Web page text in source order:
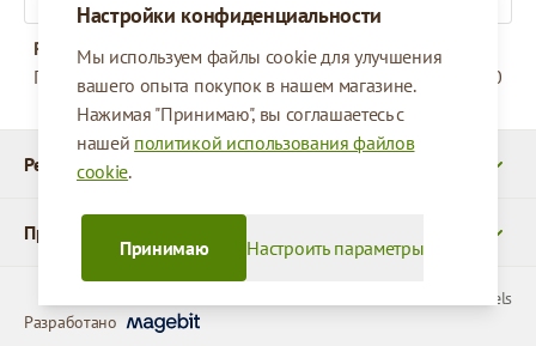
Настройки конфиденциальности
Мы используем файлы cookie для улучшения
вашего опыта покупок в нашем магазине.
Нажимая "Принимаю", вы соглашаетесь с
нашей политикой использования файлов
cookie.
Настроить параметры
Принимаю
Реквизиты
Продукты
Рабочее время
Понедельник - Пятница
09:00 - 17:00
© 2026 SIA Parcels
Разработано